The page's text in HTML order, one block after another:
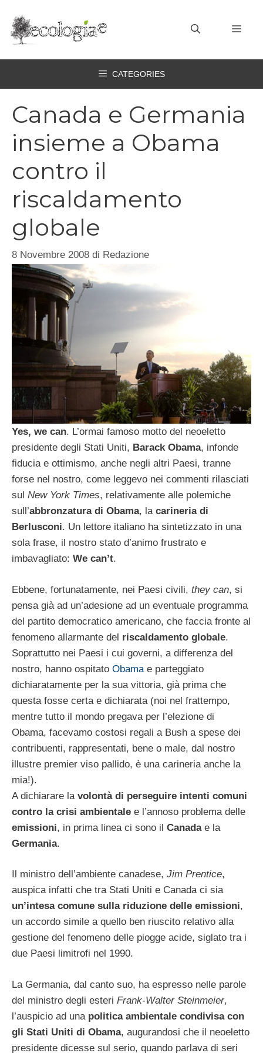
contenuto
CATEGORIES
Canada e Germania
insieme a Obama
contro il
riscaldamento
globale
8 Novembre 2008 di Redazione
Yes, we can. L’ormai famoso motto del neoeletto
presidente degli Stati Uniti, Barack Obama, infonde
fiducia e ottimismo, anche negli altri Paesi, tranne
forse nel nostro, come leggevo nei commenti rilasciati
sul New York Times, relativamente alle polemiche
sull’abbronzatura di Obama, la carineria di
Berlusconi. Un lettore italiano ha sintetizzato in una
sola frase, il nostro stato d’animo frustrato e
imbavagliato: We can’t.
Ebbene, fortunatamente, nei Paesi civili, they can, si
pensa già ad un’adesione ad un eventuale programma
del partito democratico americano, che faccia fronte al
fenomeno allarmante del riscaldamento globale.
Soprattutto nei Paesi i cui governi, a differenza del
nostro, hanno ospitato Obama e parteggiato
dichiaratamente per la sua vittoria, già prima che
questa fosse certa e dichiarata (noi nel frattempo,
mentre tutto il mondo pregava per l’elezione di
Obama, facevamo costosi regali a Bush a spese dei
contribuenti, rappresentati, bene o male, dal nostro
illustre premier viso pallido, è una carineria anche la
mia!).
A dichiarare la volontà di perseguire intenti comuni
contro la crisi ambientale e l’annoso problema delle
emissioni, in prima linea ci sono il Canadae la
Germania.
Il ministro dell’ambiente canadese, Jim Prentice,
auspica infatti che tra Stati Uniti e Canada ci sia
un’intesa comune sulla riduzione delle emissioni,
un accordo simile a quello ben riuscito relativo alla
gestione del fenomeno delle piogge acide, siglato tra i
due Paesi limitrofi nel 1990.
La Germania, dal canto suo, ha espresso nelle parole
del ministro degli esteri Frank-Walter Steinmeier,
l’auspicio ad una politica ambientale condivisa con
gli Stati Uniti di Obama, augurandosi che il neoeletto
presidente dicesse sul serio, quando parlava di seri